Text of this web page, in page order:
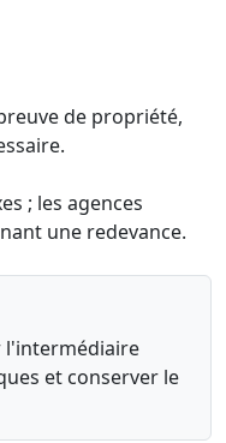
de propriété,
; les agences
une redevance.
l'intermédiaire
et conserver le